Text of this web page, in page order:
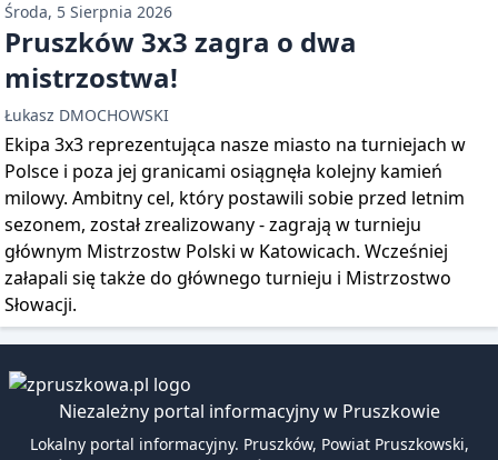
Środa, 5 Sierpnia 2026
Pruszków 3x3 zagra o dwa
mistrzostwa!
Łukasz DMOCHOWSKI
Ekipa 3x3 reprezentująca nasze miasto na turniejach w
Polsce i poza jej granicami osiągnęła kolejny kamień
milowy. Ambitny cel, który postawili sobie przed letnim
sezonem, został zrealizowany - zagrają w turnieju
głównym Mistrzostw Polski w Katowicach. Wcześniej
załapali się także do głównego turnieju i Mistrzostwo
Słowacji.
Niezależny portal informacyjny w Pruszkowie
Lokalny portal informacyjny. Pruszków, Powiat Pruszkowski,